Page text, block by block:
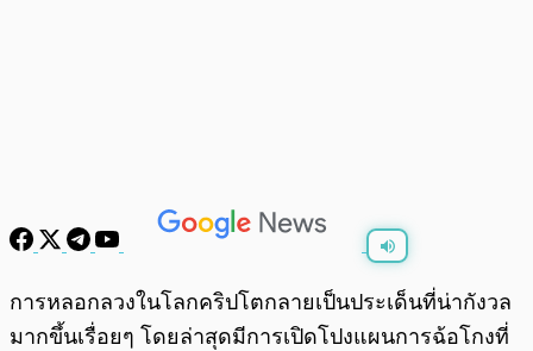
0:00/ 0:00
การหลอกลวงในโลกคริปโตกลายเป็นประเด็นที่น่ากังวล
มากขึ้นเรื่อยๆ โดยล่าสุดมีการเปิดโปงแผนการฉ้อโกงที่